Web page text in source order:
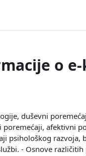
o
duševni
afektivni
psihološkog
- Osnove